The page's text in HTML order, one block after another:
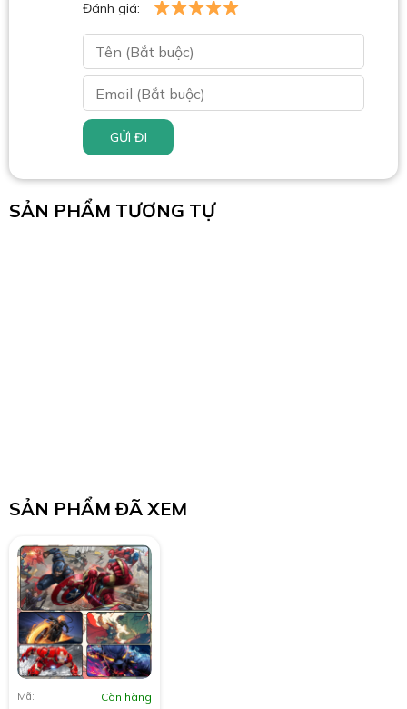
Đánh giá:
GỬI ĐI
SẢN PHẨM TƯƠNG TỰ
SẢN PHẨM ĐÃ XEM
Mã: Còn hàng